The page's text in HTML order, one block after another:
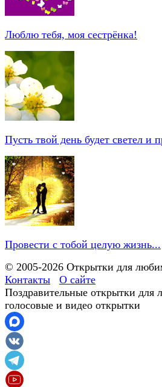
Люблю тебя, моя сестрёнка!
Пусть твой день будет светел и
Провести с тобой целую жизнь...
© 2005-2026 Открытки для
Контакты
О сайте
Поздравительные открытки для
голосовые и видео открытки